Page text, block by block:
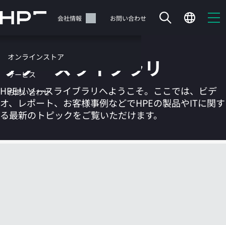
イ
テ
ツ
に
ス
ッ
サポート 会社情報 お問い合わせ
オンラインストア
サービス
お問い合わせ
カートは空です
リソースライブラリ
HPEリソースライブラリへようこそ。ここでは、ビデ
オ、レポート、お客様事例などでHPEの製品やITに関す
る最新のトピックをご覧いただけます。